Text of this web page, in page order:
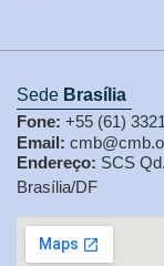
Sede Brasília
Fone: +55 (61)
Email:
Endereço: SCS
Brasília/DF